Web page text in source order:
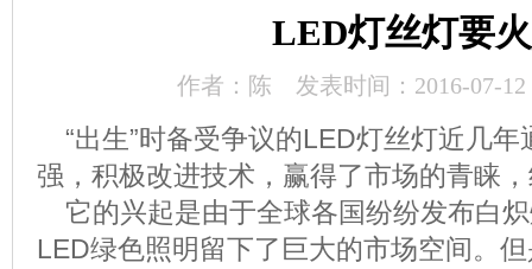
LED灯丝灯要
作者：陈 发表时间：2016-07-12
“出生”时备受争议的LED灯丝灯近几
强，积极改进技术，赢得了市场的青睐
它的兴起是由于全球各国纷纷发布白
LED绿色照明留下了巨大的市场空间。